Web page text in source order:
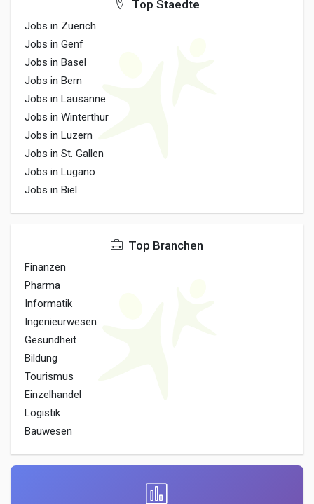
Top Staedte
Jobs in Zuerich
Jobs in Genf
Jobs in Basel
Jobs in Bern
Jobs in Lausanne
Jobs in Winterthur
Jobs in Luzern
Jobs in St. Gallen
Jobs in Lugano
Jobs in Biel
Top Branchen
Finanzen
Pharma
Informatik
Ingenieurwesen
Gesundheit
Bildung
Tourismus
Einzelhandel
Logistik
Bauwesen